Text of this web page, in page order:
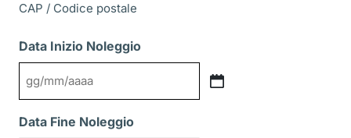
CAP / Codice postale
Data Inizio Noleggio
GG
MM
Data Fine Noleggio